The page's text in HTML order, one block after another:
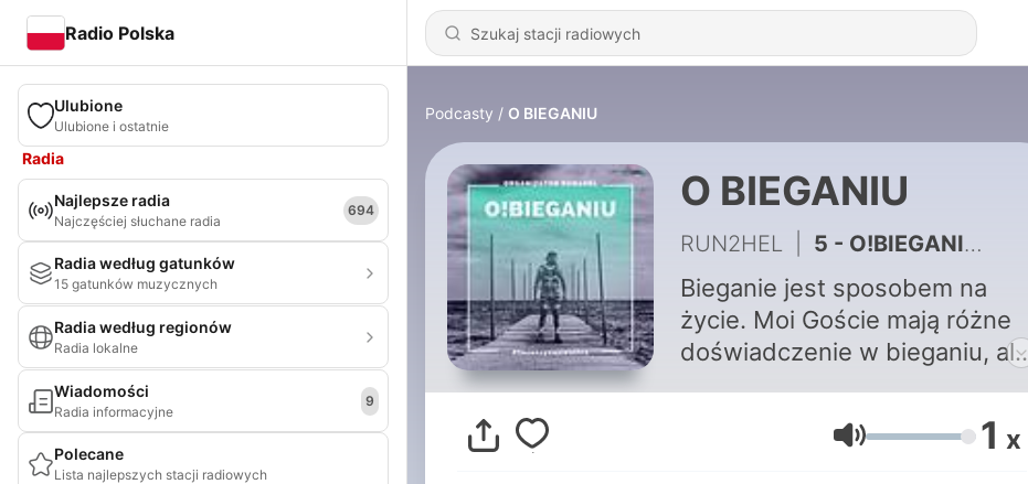
Radio Polska
Ulubione
Ulubione i ostatnie
Radia
Najlepsze radia
Najczęściej słuchane radia
694
Radia według gatunków
15 gatunków muzycznych
Radia według regionów
Radia lokalne
Wiadomości
Radia informacyjne
9
Polecane
Lista najlepszych stacji radiowych
Podcasty O BIEGANIU
O BIEGANIU
RUN2HEL 5 - O!BIEGANIU#5
Bieganie jest sposobem na
życie. Moi Goście mają różne
doświadczenie w bieganiu, ale
wyzwania i osiągają rezultaty.
Rozmawiamy o
Głośność 1 x